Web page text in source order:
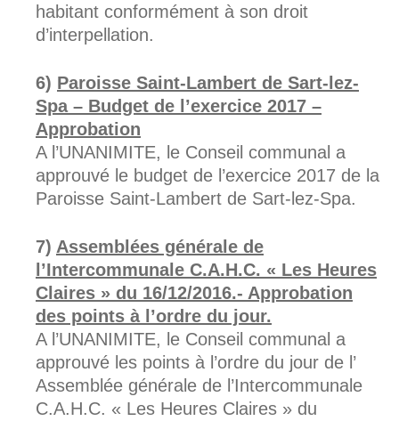
habitant conformément à son droit
d’interpellation.
Paroisse Saint-Lambert de Sart-lez-
Spa – Budget de l’exercice 2017 –
Approbation
A l’UNANIMITE, le Conseil communal a
approuvé le budget de l’exercice 2017 de la
Paroisse Saint-Lambert de Sart-lez-Spa.
Assemblées générale de
l’Intercommunale C.A.H.C. « Les Heures
Claires » du 16/12/2016.- Approbation
des points à l’ordre du jour.
A l’UNANIMITE, le Conseil communal a
approuvé les points à l’ordre du jour de l’
Assemblée générale de l’Intercommunale
C.A.H.C. « Les Heures Claires » du